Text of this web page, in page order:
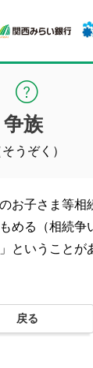
争族
そうぞく）
お子さま等相
める（相続争
ということが
戻る